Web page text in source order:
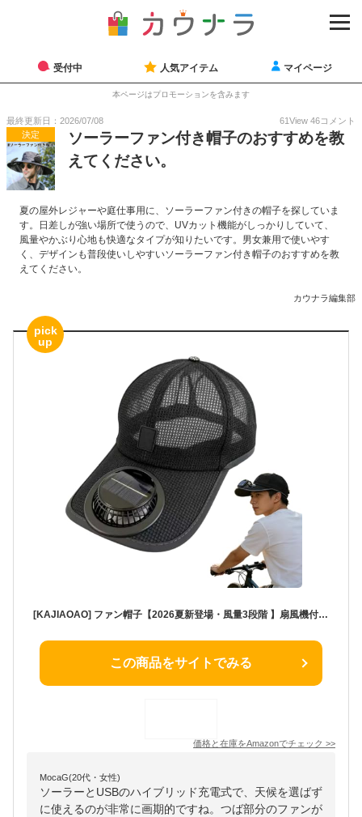
受付中 人気アイテム マイページ
本ページはプロモーションを含みます
最終更新日：2026/07/08 61View 46コメント
決定
ソーラーファン付き帽子のおすすめを教
えてください。
夏の屋外レジャーや庭仕事用に、ソーラーファン付きの帽子を探していま
す。日差しが強い場所で使うので、UVカット機能がしっかりしていて、
風量やかぶり心地も快適なタイプが知りたいです。男女兼用で使いやす
く、デザインも普段使いしやすいソーラーファン付き帽子のおすすめを教
えてください。
カウナラ編集部
pick
up
[KAJIAOAO] ファン帽子【2026夏新登場・風量3段階 】扇風機付きキャップ ソーラー+USB充電 54-59cm帽囲 メッシュ サンハット 帽子 夏用 通気性 UVカット 軽量 アウトドア ランニング 男女兼用日除け UV紫外線カット お出かけ 屋外 (ブラック)
この商品をサイトでみる
価格と在庫をAmazonでチェック >>
MocaG(20代・女性)
ソーラーとUSBのハイブリッド充電式で、天候を選ばず
に使えるのが非常に画期的ですね。つば部分のファンが